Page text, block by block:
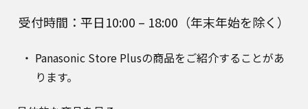
受付時間：平日10:00 – 18:00（年末年始を除く）
Panasonic Store Plusの商品をご紹介することがあ
ります。